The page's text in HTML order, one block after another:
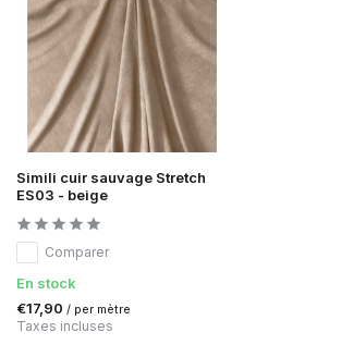
Simili cuir sauvage Stretch
ES03 - beige
Comparer
En stock
€17,90 / per mètre
Taxes incluses